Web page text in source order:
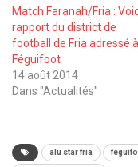
Match Faranah/Fria :
rapport du district de
football de Fria adressé
Féguifoot
14 août 2014
Dans "Actualités"
alu star fria